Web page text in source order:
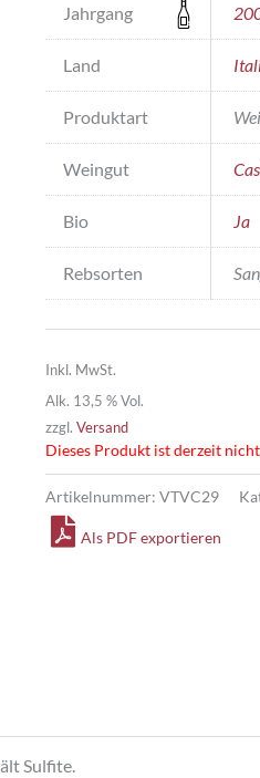
Jahrgang
Land
Produktart
Weingut
Bio Ja
Rebsorten
Inkl. MwSt.
Alk. 13,5 % Vol.
zzgl. Versand
Dieses Produkt ist derzeit
Artikelnummer: VTVC29
Als PDF exportieren
Sulfite.